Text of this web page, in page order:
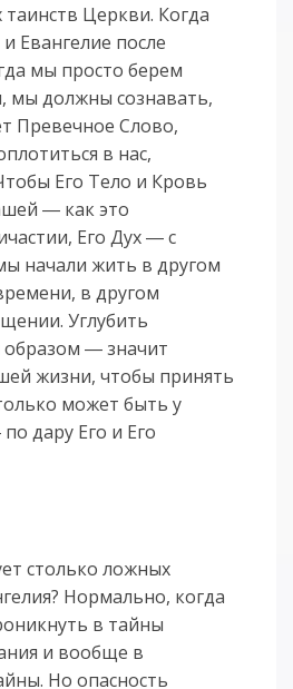
таинств Церкви. Когда
Евангелие после
мы просто берем
мы должны сознавать,
Превечное Слово,
в нас,
Его Тело и Кровь
― как это
Его Дух ― с
начали жить в другом
в другом
Углубить
образом ― значит
жизни, чтобы принять
может быть у
дару Его и Его
столько ложных
Нормально, когда
в тайны
и вообще в
Но опасность